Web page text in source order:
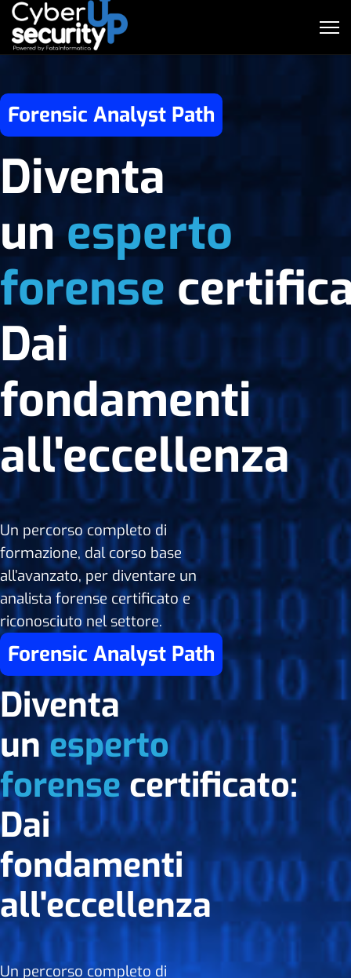
Forensic Analyst Path
Diventa
un esperto
forense
Dai
fondamenti
all'eccellenza
Un percorso completo di
formazione, dal corso base
all’avanzato, per diventare un
analista forense certificato e
riconosciuto nel settore.
Forensic Analyst Path
Diventa
unesperto
forensecertificato:
Dai
fondamenti
all'eccellenza
Un percorso completo di